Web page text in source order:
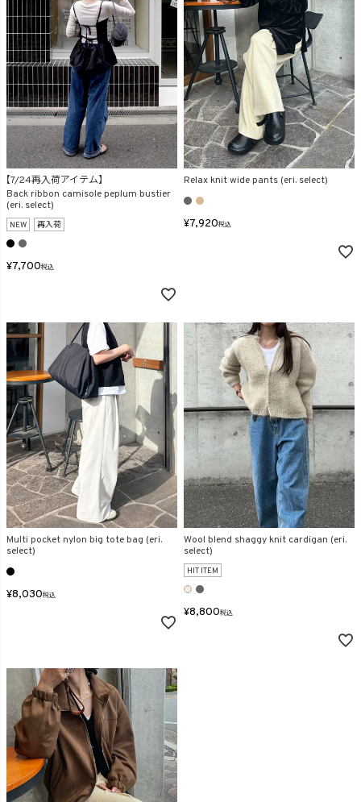
【7/24再入荷アイテム】
Back ribbon camisole peplum bustier
(eri. select)
NEW 再入荷
¥7,700税込
Relax knit wide pants (eri. select)
¥7,920税込
Multi pocket nylon big tote bag (eri.
select)
¥8,030税込
Wool blend shaggy knit cardigan (eri.
select)
HIT ITEM
¥8,800税込